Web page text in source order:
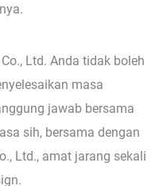
Ltd. Anda tidak boleh
masa
jawab bersama
sih, bersama dengan
Ltd., amat jarang sekali